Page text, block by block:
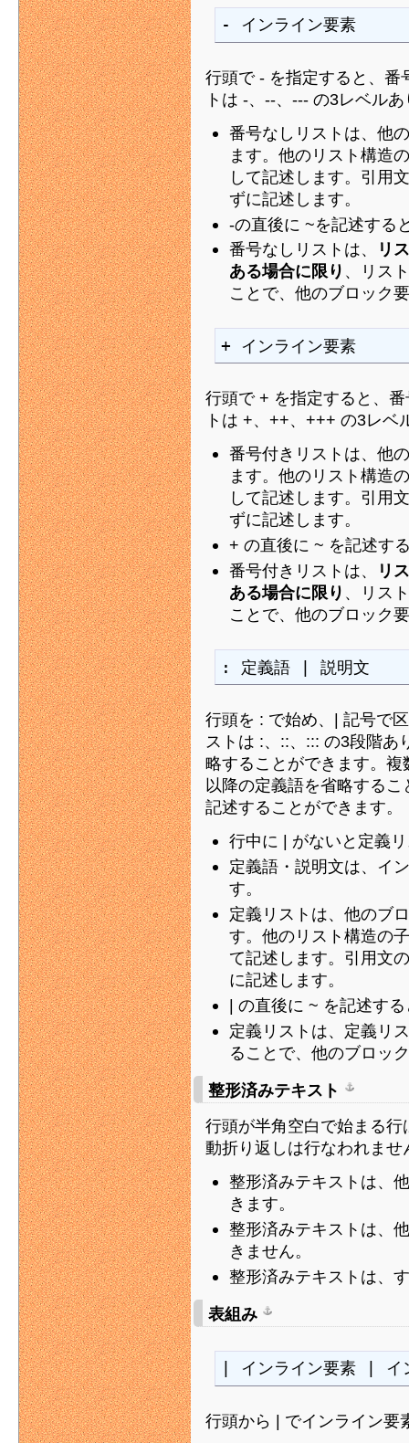
- インライン要素
行頭で - を指定すると、番
トは -、--、--- の3レベル
番号なしリストは、他
ます。他のリスト構造
して記述します。引用
ずに記述します。
-の直後に ~を記述する
番号なしリストは、
リ
ある場合に限り 、リス
ことで、他のブロック
+ インライン要素
行頭で + を指定すると、
トは +、++、+++ の3レベ
番号付きリストは、他
ます。他のリスト構造
して記述します。引用
ずに記述します。
+ の直後に ~ を記述す
番号付きリストは、
リ
ある場合に限り 、リス
ことで、他のブロック
: 定義語 | 説明文
行頭を : で始め、| 記号で
ストは :、::、::: の3段階あ
略することができます。
以降の定義語を省略する
記述することができます。
行中に | がないと定義
定義語・説明文は、イ
す。
定義リストは、他のブ
す。他のリスト構造の
て記述します。引用文
に記述します。
| の直後に ~ を記述す
定義リストは、定義リ
ることで、他のブロッ
整形済みテキスト
行頭が半角空白で始まる
動折り返しは行なわれませ
整形済みテキストは、
きます。
整形済みテキストは、
きません。
整形済みテキストは、
表組み
| インライン要素 | イ
行頭から | でインライン要